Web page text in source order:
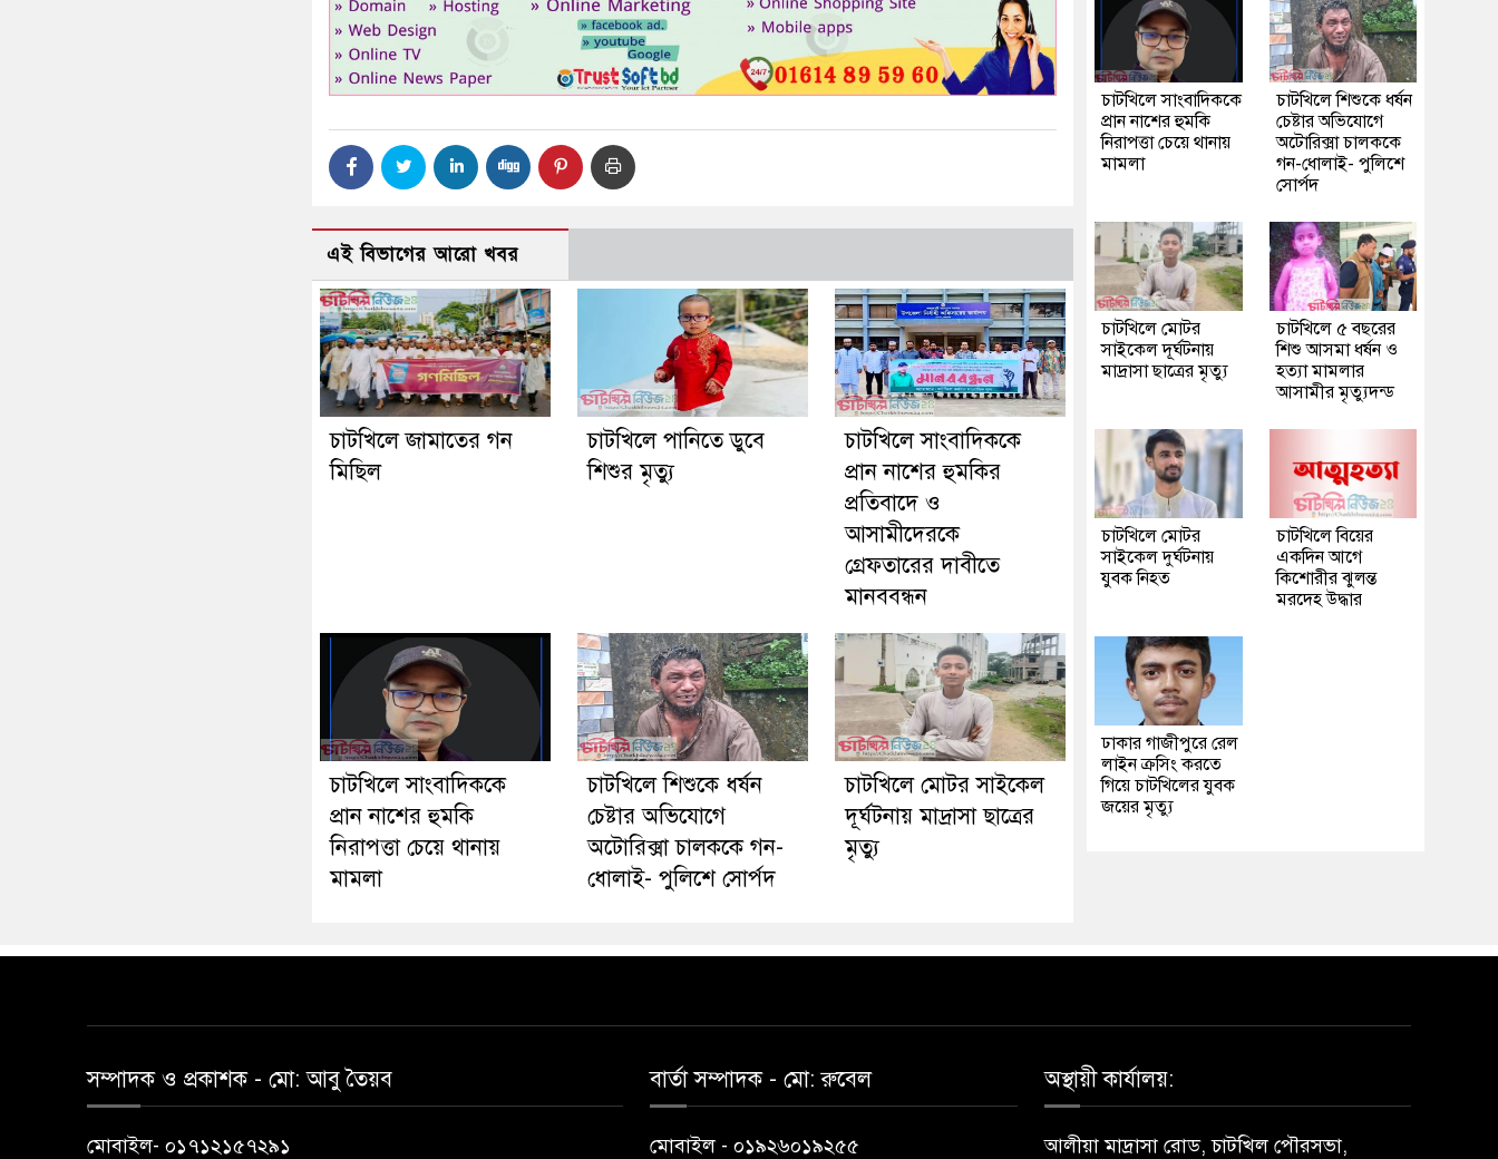
এই বিভাগের আরো খবর
চাটখিলে জামাতের গন
মিছিল
চাটখিলে পানিতে ডুবে
শিশুর মৃত্যু
চাটখিলে সাংবাদিককে
প্রান নাশের হুমকির
প্রতিবাদে ও
আসামীদেরকে
গ্রেফতারের দাবীতে
মানববন্ধন
চাটখিলে সাংবাদিককে
প্রান নাশের হুমকি
নিরাপত্তা চেয়ে থানায়
মামলা
চাটখিলে শিশুকে ধর্ষন
চেষ্টার অভিযোগে
অটোরিক্সা চালককে গন-
ধোলাই- পুলিশে সোর্পদ
চাটখিলে মোটর সাইকেল
দূর্ঘটনায় মাদ্রাসা ছাত্রের
মৃত্যু
চাটখিলে সাংবাদিককে
প্রান নাশের হুমকি
নিরাপত্তা চেয়ে থানায়
মামলা
চাটখিলে শিশুকে ধর্ষন
চেষ্টার অভিযোগে
অটোরিক্সা চালককে
গন-ধোলাই- পুলিশে
সোর্পদ
চাটখিলে মোটর
সাইকেল দূর্ঘটনায়
মাদ্রাসা ছাত্রের মৃত্যু
চাটখিলে ৫ বছরের
শিশু আসমা ধর্ষন ও
হত্যা মামলার
আসামীর মৃত্যুদন্ড
চাটখিলে মোটর
সাইকেল দুর্ঘটনায়
যুবক নিহত
চাটখিলে বিয়ের
একদিন আগে
কিশোরীর ঝুলন্ত
মরদেহ উদ্ধার
ঢাকার গাজীপুরে রেল
লাইন ক্রসিং করতে
গিয়ে চাটখিলের যুবক
জয়ের মৃত্যু
সম্পাদক ও প্রকাশক -‌ মো: আবু‌ তৈয়ব
মোবাইল- ০১৭১২১৫৭২৯১
বার্তা সম্পাদক - মো: রু‌বেল
মোবাইল - ০১৯২৬০১৯২৫৫
অস্থায়ী কার্যালয়:
আলীয়া মাদ্রাসা রোড, চাটখিল পৌরসভা,